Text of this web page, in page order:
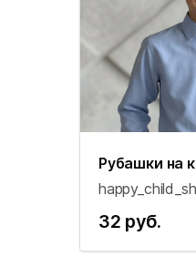
Рубашки на
32 руб.